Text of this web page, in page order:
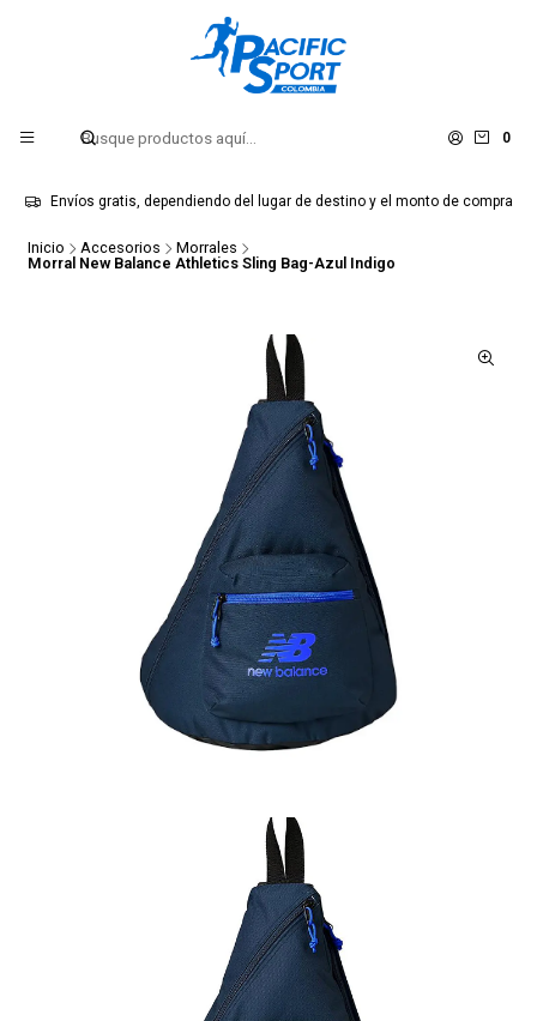
0
Envíos gratis, dependiendo del lugar de destino y el monto de compra
Inicio Accesorios
Morrales
Morral New Balance Athletics Sling Bag-Azul Indigo